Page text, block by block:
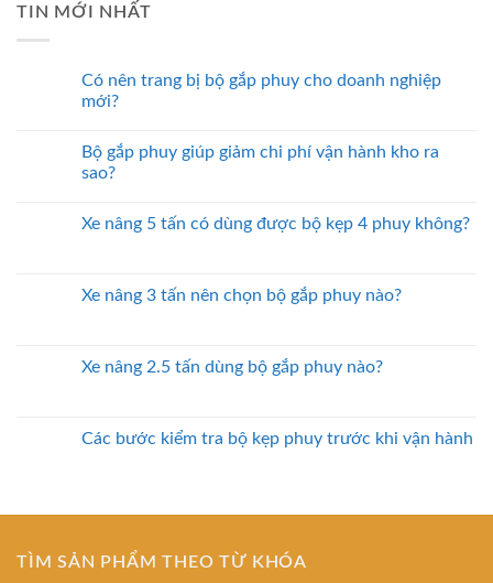
TIN MỚI NHẤT
Có nên trang bị bộ gắp phuy cho doanh nghiệp
mới?
Bộ gắp phuy giúp giảm chi phí vận hành kho ra
sao?
Xe nâng 5 tấn có dùng được bộ kẹp 4 phuy không?
Xe nâng 3 tấn nên chọn bộ gắp phuy nào?
Xe nâng 2.5 tấn dùng bộ gắp phuy nào?
Các bước kiểm tra bộ kẹp phuy trước khi vận hành
TÌM SẢN PHẨM THEO TỪ KHÓA